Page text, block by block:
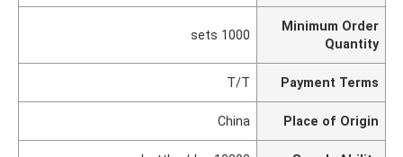
Minimum Order
Quantity
1000 sets
Payment Terms
T/T
Place of Origin
China